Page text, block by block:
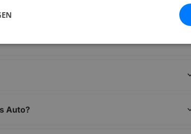
eignet sich der dB SUB 612?
Auto?